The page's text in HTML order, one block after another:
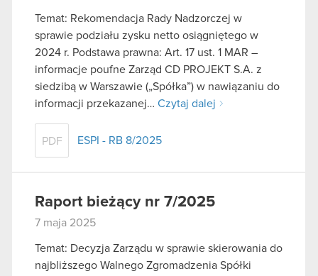
Temat: Rekomendacja Rady Nadzorczej w
sprawie podziału zysku netto osiągniętego w
2024 r. Podstawa prawna: Art. 17 ust. 1 MAR –
informacje poufne Zarząd CD PROJEKT S.A. z
siedzibą w Warszawie („Spółka”) w nawiązaniu do
informacji przekazanej… Czytaj dalej
PDF ESPI - RB 8/2025
Raport bieżący nr 7/2025
7 maja 2025
Temat: Decyzja Zarządu w sprawie skierowania do
najbliższego Walnego Zgromadzenia Spółki